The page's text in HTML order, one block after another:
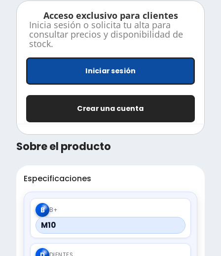
Acceso exclusivo para clientes
Inicia sesión o solicita tu alta para
consultar precios y disponibilidad de
stock.
Iniciar sesión
Crear una cuenta
Sobre el producto
Especificaciones
B B+
M10